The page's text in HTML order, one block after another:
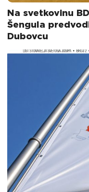
Na svetkovinu
Šengula
Dubovcu